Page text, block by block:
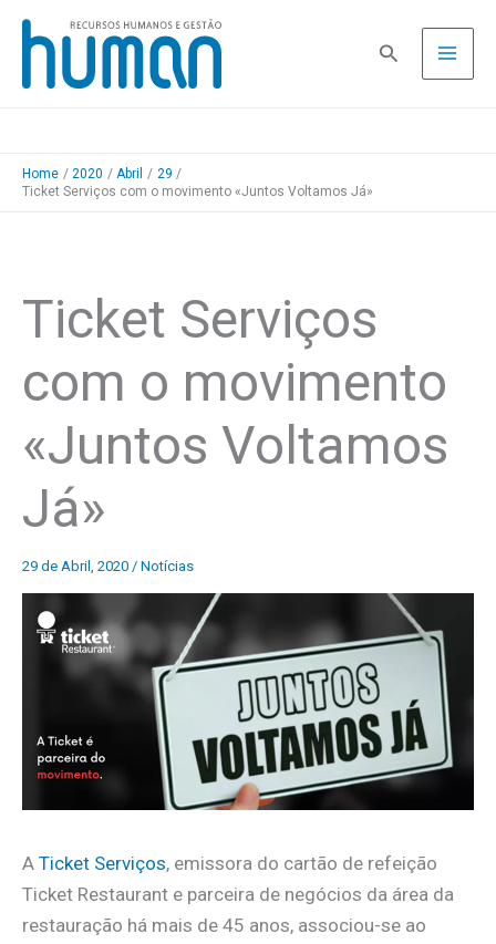
Skip
content
Pesquisa
Home 2020 Abril
29
Ticket Serviços com o movimento «Juntos Voltamos Já»
Ticket Serviços
com o movimento
«Juntos Voltamos
Já»
29 de Abril, 2020 / Notícias
A Ticket Serviços, emissora do cartão de refeição
Ticket Restaurant e parceira de negócios da área da
restauração há mais de 45 anos, associou-se ao